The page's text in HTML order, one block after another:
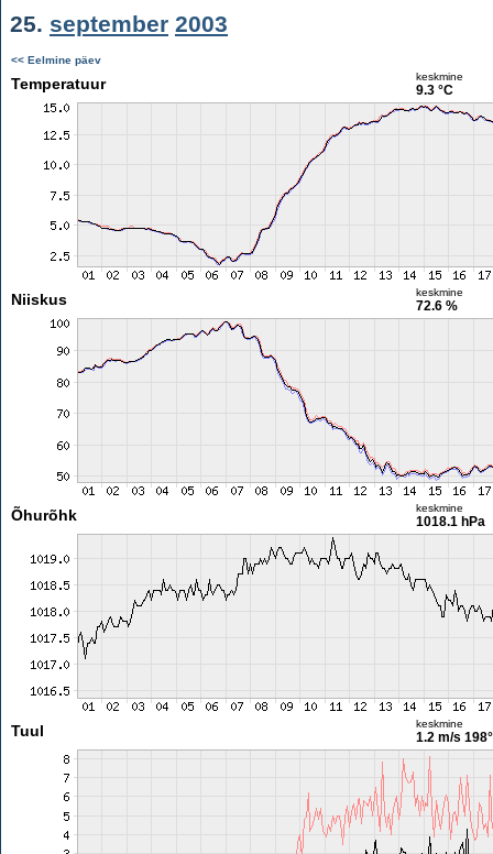
25. september 2003
<< Eelmine päev
Temperatuur keskmine
9.3 °C
Niiskus keskmine
72.6 %
Õhurõhk keskmine
1018.1 hPa
Tuul keskmine
1.2 m/s 198°